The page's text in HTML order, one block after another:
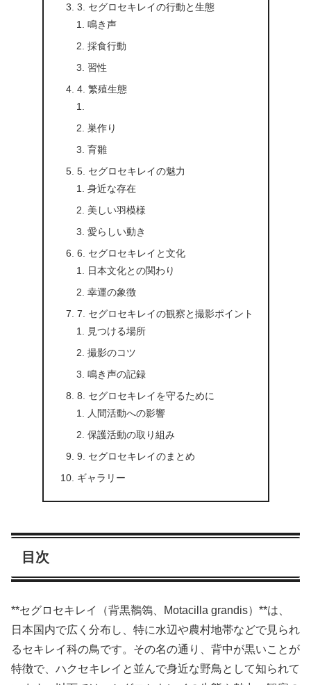
3. セグロセキレイの行動と生態
鳴き声
採食行動
習性
4. 繁殖生態
巣作り
育雛
5. セグロセキレイの魅力
身近な存在
美しい羽模様
愛らしい動き
6. セグロセキレイと文化
日本文化との関わり
幸運の象徴
7. セグロセキレイの観察と撮影ポイント
見つける場所
撮影のコツ
鳴き声の記録
8. セグロセキレイを守るために
人間活動への影響
保護活動の取り組み
9. セグロセキレイのまとめ
ギャラリー
目次
**セグロセキレイ（背黒鶺鴒、Motacilla grandis）**は、
日本国内で広く分布し、特に水辺や農村地帯などで見られ
るセキレイ科の鳥です。その名の通り、背中が黒いことが
特徴で、ハクセキレイと並んで身近な野鳥として知られて